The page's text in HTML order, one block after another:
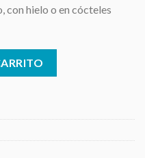
con hielo o en cócteles
cantidad